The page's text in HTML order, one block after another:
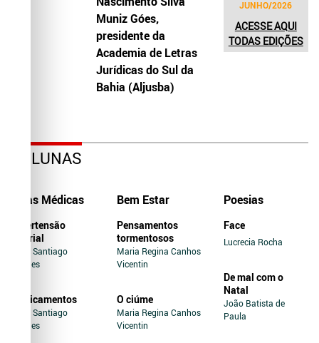
Muniz Góes,
presidente da
Academia de Letras
Jurídicas do Sul da
Bahia (Aljusba)
JUNHO/2026
ACESSE AQUI
TODAS EDIÇÕES
COLUNAS
Dicas Médicas
Hipertensão
Arterial
Jairo Santiago
Novaes
Medicamentos
Jairo Santiago
Novaes
Bem Estar
Pensamentos
tormentosos
Maria Regina Canhos
Vicentin
O ciúme
Maria Regina Canhos
Vicentin
Poesias
Face
Lucrecia Rocha
De mal com o
Natal
João Batista de
Paula